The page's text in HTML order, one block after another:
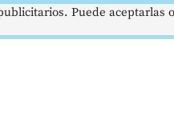
Puede aceptarlas